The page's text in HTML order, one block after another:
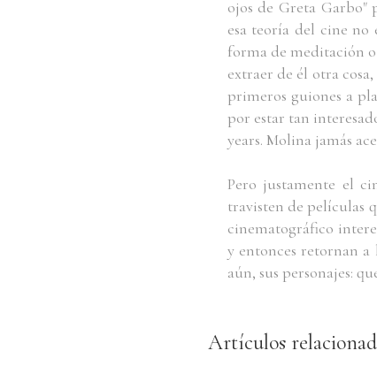
ojos de Greta Garbo"
esa teoría del cine
forma de meditación
extraer de él otra
primeros guiones a
por estar tan
years. Molina jamás
Pero justamente el
travisten de películas
cinematográfico
y entonces retornan
aún, sus personajes:
Artículos